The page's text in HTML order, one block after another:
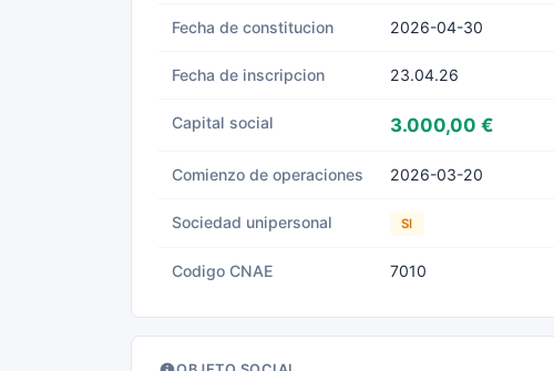
Fecha de constitucion 2026-04-30
Fecha de inscripcion 23.04.26
Capital social 3.000,00 €
Comienzo de operaciones 2026-03-20
Sociedad unipersonal SI
Codigo CNAE 7010